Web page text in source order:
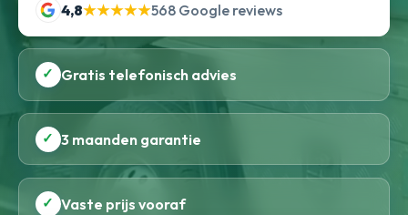
4,8★★★★★568 Google reviews
✓ Gratis telefonisch advies
✓ 3 maanden garantie
✓ Vaste prijs vooraf